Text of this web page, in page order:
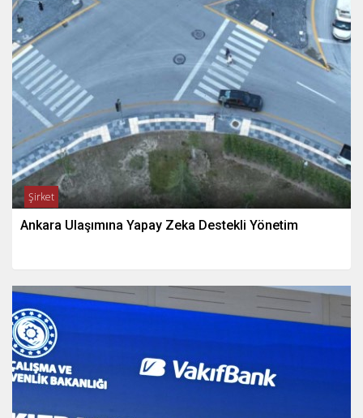
Şirket
Ankara Ulaşımına Yapay Zeka Destekli Yönetim